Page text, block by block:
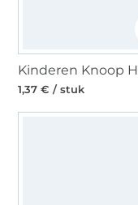
1,37 € / stuk